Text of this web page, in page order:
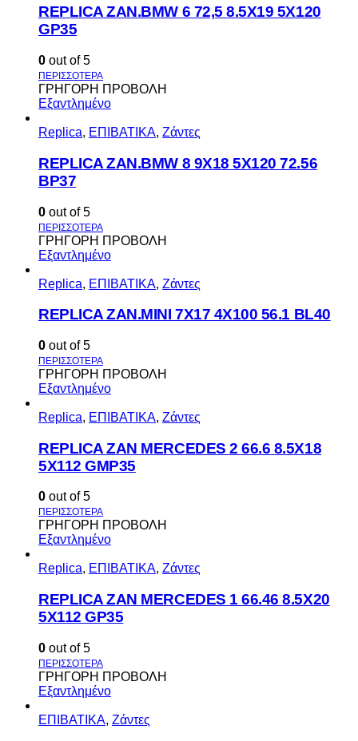
REPLICA ZAN.BMW 6 72,5 8.5X19 5X120
GP35
0 out of 5
ΓΡΗΓΟΡΗ ΠΡΟΒΟΛΗ
Εξαντλημένο
Replica, ΕΠΙΒΑΤΙΚΑ, Ζάντες
REPLICA ZAN.BMW 8 9X18 5X120 72.56
BP37
0 out of 5
ΓΡΗΓΟΡΗ ΠΡΟΒΟΛΗ
Εξαντλημένο
Replica, ΕΠΙΒΑΤΙΚΑ, Ζάντες
REPLICA ZAN.MINI 7X17 4X100 56.1 BL40
0 out of 5
ΓΡΗΓΟΡΗ ΠΡΟΒΟΛΗ
Εξαντλημένο
Replica, ΕΠΙΒΑΤΙΚΑ, Ζάντες
REPLICA ZAN MERCEDES 2 66.6 8.5X18
5X112 GMP35
0 out of 5
ΓΡΗΓΟΡΗ ΠΡΟΒΟΛΗ
Εξαντλημένο
Replica, ΕΠΙΒΑΤΙΚΑ, Ζάντες
REPLICA ZAN MERCEDES 1 66.46 8.5X20
5X112 GP35
0 out of 5
ΓΡΗΓΟΡΗ ΠΡΟΒΟΛΗ
Εξαντλημένο
ΕΠΙΒΑΤΙΚΑ, Ζάντες